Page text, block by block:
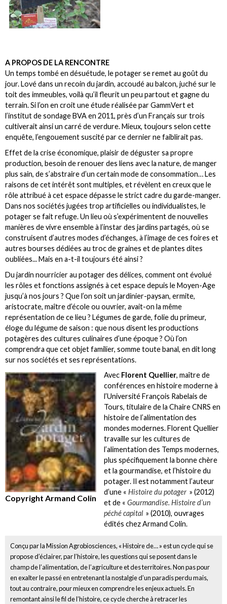
A PROPOS DE LA RENCONTRE
Un temps tombé en désuétude, le potager se remet au goût du
jour. Lové dans un recoin du jardin, accoudé au balcon, juché sur le
toit des immeubles, voilà qu’il fleurit un peu partout et gagne du
terrain. Si l’on en croit une étude réalisée par GammVert et
l’institut de sondage BVA en 2011, près d’un Français sur trois
cultiverait ainsi un carré de verdure. Mieux, toujours selon cette
enquête, l’engouement suscité par ce dernier ne faiblirait pas.
Effet de la crise économique, plaisir de déguster sa propre
production, besoin de renouer des liens avec la nature, de manger
plus sain, de s’abstraire d’un certain mode de consommation… Les
raisons de cet intérêt sont multiples, et révèlent en creux que le
rôle attribué à cet espace dépasse le strict cadre du garde-manger.
Dans nos sociétés jugées trop artificielles ou individualistes, le
potager se fait refuge. Un lieu où s’expérimentent de nouvelles
manières de vivre ensemble à l’instar des jardins partagés, où se
construisent d’autres modes d’échanges, à l’image de ces foires et
autres bourses dédiées au troc de graines et de plantes dites
oubliées... Mais en a-t-il toujours été ainsi ?
Du jardin nourricier au potager des délices, comment ont évolué
les rôles et fonctions assignés à cet espace depuis le Moyen-Age
jusqu’à nos jours ? Que l’on soit un jardinier-paysan, ermite,
aristocrate, maître d’école ou ouvrier, avait-on la même
représentation de ce lieu ? Légumes de garde, folie du primeur,
éloge du légume de saison : que nous disent les productions
potagères des cultures culinaires d’une époque ? Où l’on
comprendra que cet objet familier, somme toute banal, en dit long
sur nos sociétés et ses représentations.
Copyright Armand Colin
Avec Florent Quellier, maître de
conférences en histoire moderne à
l’Université François Rabelais de
Tours, titulaire de la Chaire CNRS en
histoire de l’alimentation des
mondes modernes. Florent Quellier
travaille sur les cultures de
l’alimentation des Temps modernes,
plus spécifiquement la bonne chère
et la gourmandise, et l’histoire du
potager. Il est notamment l’auteur
d’une « Histoire du potager » (2012)
et de « Gourmandise. Histoire d’un
péché capital » (2010), ouvrages
édités chez Armand Colin.
Conçu par la Mission Agrobiosciences, « Histoire de… » est un cycle qui se
propose d’éclairer, par l’histoire, les questions qui se posent dans le
champ de l’alimentation, de l’agriculture et des territoires. Non pas pour
en exalter le passé en entretenant la nostalgie d’un paradis perdu mais,
tout au contraire, pour mieux en comprendre les enjeux actuels. En
remontant ainsi le fil de l’histoire, ce cycle cherche à retracer les